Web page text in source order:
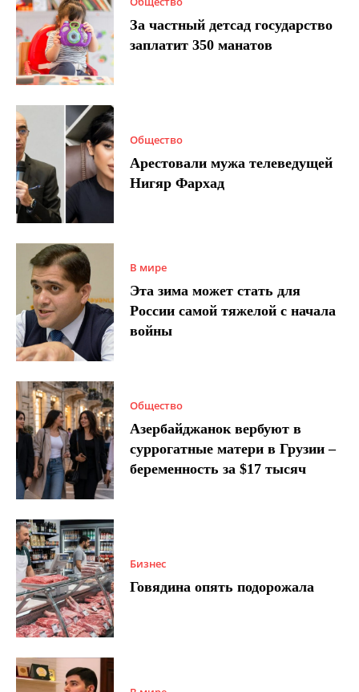
За частный детсад государство
заплатит 350 манатов
Общество
Арестовали мужа телеведущей
Нигяр Фархад
В мире
Эта зима может стать для
России самой тяжелой с начала
войны
Общество
Азербайджанок вербуют в
суррогатные матери в Грузии –
беременность за $17 тысяч
Бизнес
Говядина опять подорожала